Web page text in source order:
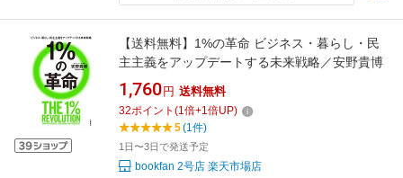
【送料無料】1%の革命 ビジネス・暮らし・民
主主義をアップデートする未来戦略／安野貴博
1,760 円 送料無料
32ポイント (1倍+1倍UP)
5(1件)
1日〜3日で発送予定
bookfan 2号店 楽天市場店